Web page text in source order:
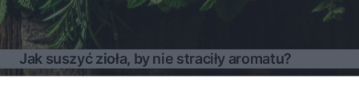
Jak suszyć zioła, by nie straciły aromatu?